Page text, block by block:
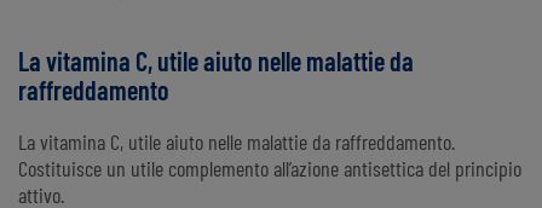
La vitamina C, utile aiuto nelle malattie da
raffreddamento
La vitamina C, utile aiuto nelle malattie da raffreddamento.
Costituisce un utile complemento all’azione antisettica del principio
attivo.